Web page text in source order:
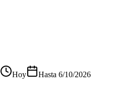
Hoy Hasta 6/10/2026